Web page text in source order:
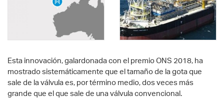
Esta innovación, galardonada con el premio ONS 2018, ha
mostrado sistemáticamente que el tamaño de la gota que
sale de la válvula es, por término medio, dos veces más
grande que el que sale de una válvula convencional.